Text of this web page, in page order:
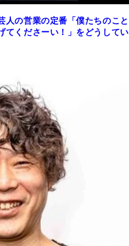
人の営業の定番「僕たちのこと
てくださーい！」をどうしてい